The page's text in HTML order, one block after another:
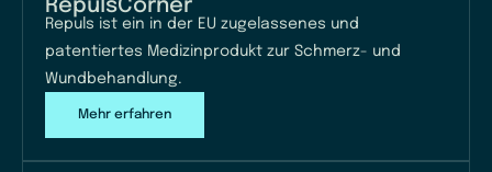
RepulsCorner
Repuls ist ein in der EU zugelassenes und
patentiertes Medizinprodukt zur Schmerz- und
Wundbehandlung.
Mehr erfahren